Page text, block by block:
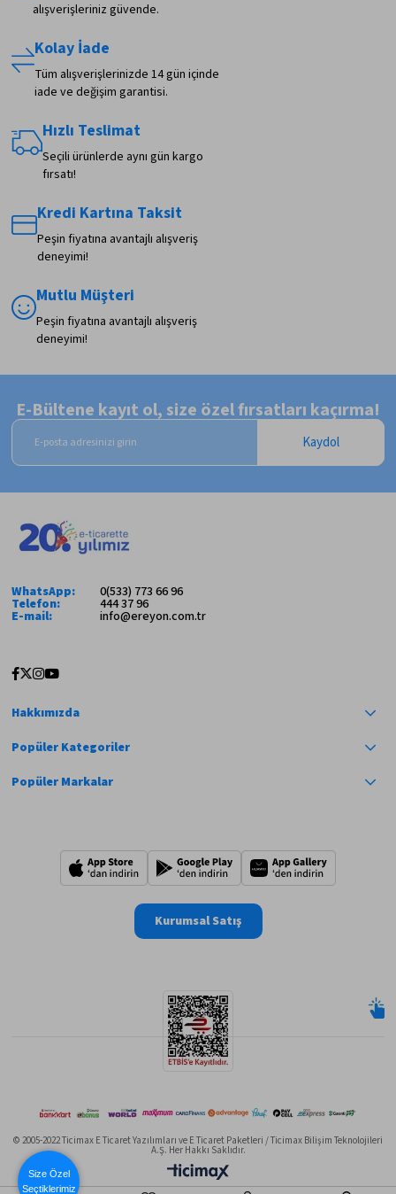
alışverişleriniz güvende.
Kolay İade
Tüm alışverişlerinizde 14 gün içinde
iade ve değişim garantisi.
Hızlı Teslimat
Seçili ürünlerde aynı gün kargo
fırsatı!
Kredi Kartına Taksit
Peşin fiyatına avantajlı alışveriş
deneyimi!
Mutlu Müşteri
Peşin fiyatına avantajlı alışveriş
deneyimi!
E-Bültene kayıt ol, size özel fırsatları kaçırma!
Kaydol
WhatsApp: 0(533) 773 66 96
Telefon: 444 37 96
E-mail: info@ereyon.com.tr
Hakkımızda
Popüler Kategoriler
Popüler Markalar
Kurumsal Satış
© 2005-2022 Ticimax E Ticaret Yazılımları ve E Ticaret Paketleri / Ticimax Bilişim Teknolojileri
A.Ş. Her Hakkı Saklıdır.
Size Özel
Seçtiklerimiz